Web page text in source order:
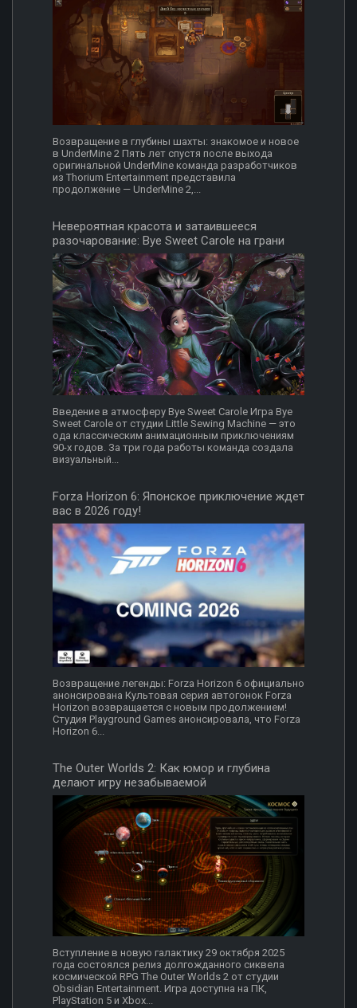
Возвращение в глубины шахты: знакомое и новое
в UnderMine 2 Пять лет спустя после выхода
оригинальной UnderMine команда разработчиков
из Thorium Entertainment представила
продолжение — UnderMine 2,...
Невероятная красота и затаившееся
разочарование: Bye Sweet Carole на грани
Введение в атмосферу Bye Sweet Carole Игра Bye
Sweet Carole от студии Little Sewing Machine — это
ода классическим анимационным приключениям
90-х годов. За три года работы команда создала
визуальный...
Forza Horizon 6: Японское приключение ждет
вас в 2026 году!
Возвращение легенды: Forza Horizon 6 официально
анонсирована Культовая серия автогонок Forza
Horizon возвращается с новым продолжением!
Студия Playground Games анонсировала, что Forza
Horizon 6...
The Outer Worlds 2: Как юмор и глубина
делают игру незабываемой
Вступление в новую галактику 29 октября 2025
года состоялся релиз долгожданного сиквела
космической RPG The Outer Worlds 2 от студии
Obsidian Entertainment. Игра доступна на ПК,
PlayStation 5 и Xbox...